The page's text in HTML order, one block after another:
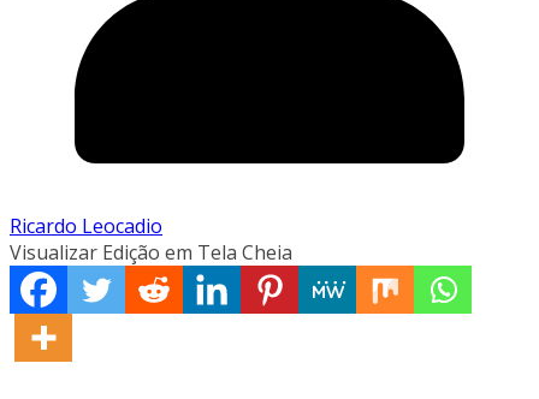
Ricardo Leocadio
Visualizar Edição em Tela Cheia